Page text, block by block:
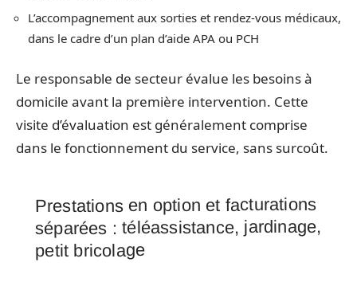
L’accompagnement aux sorties et rendez-vous médicaux,
dans le cadre d’un plan d’aide APA ou PCH
Le responsable de secteur évalue les besoins à
domicile avant la première intervention. Cette
visite d’évaluation est généralement comprise
dans le fonctionnement du service, sans surcoût.
Prestations en option et facturations
séparées : téléassistance, jardinage,
petit bricolage